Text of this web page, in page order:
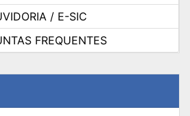
/ E-SIC
FREQUENTES